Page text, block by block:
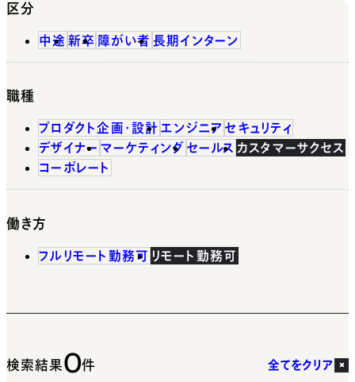
区分
中途 新卒 障がい者 長期インターン
職種
プロダクト企画・設計 エンジニア セキュリティ
デザイナー マーケティング セールス カスタマーサクセス
コーポレート
働き方
フルリモート勤務可 リモート勤務可
検索結果0件 全てをクリア